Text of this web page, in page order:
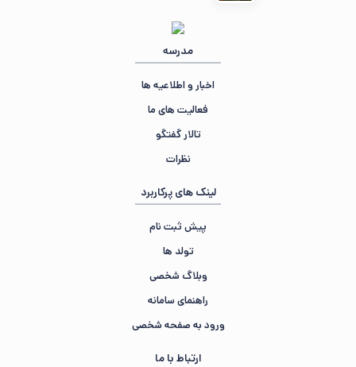
مدرسه
اخبار و اطلاعیه ها
فعالیت های ما
تالار گفتگو
نظرات
لینک های پرکاربرد
پیش ثبت نام
تولد ها
وبلاگ شخصی
راهنمای سامانه
ورود به صفحه شخصی
ارتباط با ما